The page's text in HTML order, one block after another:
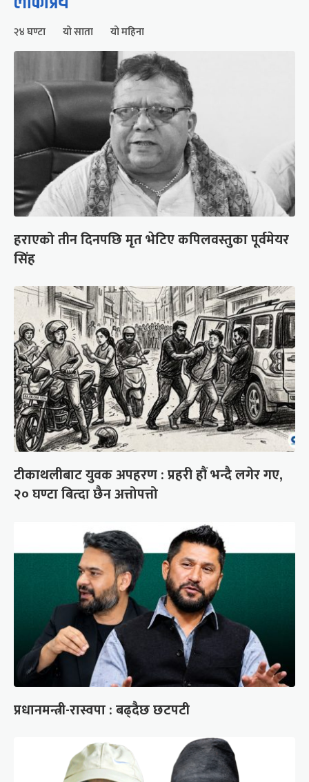
२४ घण्टा यो साता यो महिना
हराएको तीन दिनपछि मृत भेटिए कपिलवस्तुका पूर्वमेयर
सिंह
टीकाथलीबाट युवक अपहरण : प्रहरी हौं भन्दै लगेर गए,
२० घण्टा बित्दा छैन अत्तोपत्तो
प्रधानमन्त्री-रास्वपा : बढ्दैछ छटपटी